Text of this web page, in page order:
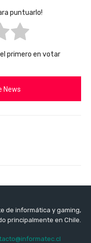
puntuarlo!
primero en votar
News
de informática y gaming,
principalmente en Chile.